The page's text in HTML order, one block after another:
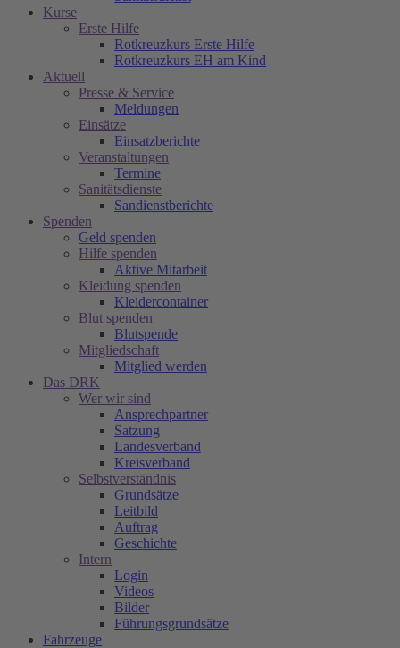
Kurse
Erste Hilfe
Rotkreuzkurs Erste Hilfe
Rotkreuzkurs EH am Kind
Aktuell
Presse & Service
Meldungen
Einsätze
Einsatzberichte
Veranstaltungen
Termine
Sanitätsdienste
Sandienstberichte
Spenden
Geld spenden
Hilfe spenden
Aktive Mitarbeit
Kleidung spenden
Kleidercontainer
Blut spenden
Blutspende
Mitgliedschaft
Mitglied werden
Das DRK
Wer wir sind
Ansprechpartner
Satzung
Landesverband
Kreisverband
Selbstverständnis
Grundsätze
Leitbild
Auftrag
Geschichte
Intern
Login
Videos
Bilder
Führungsgrundsätze
Fahrzeuge